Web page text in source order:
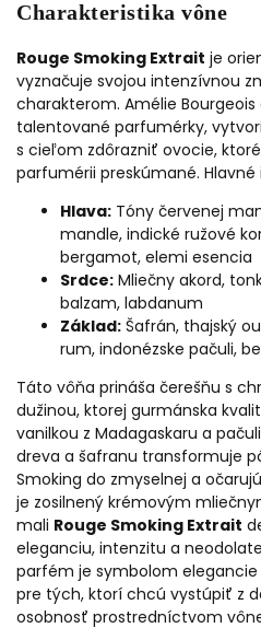
Charakteristika vône
Rouge Smoking Extrait je
vyznačuje svojou intenzívnou
charakterom. Amélie Bourgeois
talentované parfumérky,
s cieľom zdôrazniť ovocie,
parfumérii preskúmané. Hlavné
Hlava: Tóny červenej
mandle, indické ružové
bergamot, elemi esencia
Srdce: Mliečny akord,
balzam, labdanum
Základ: Šafrán, thajský
rum, indonézske pačuli,
Táto vôňa prináša čerešňu s
dužinou, ktorej gurmánska
vanilkou z Madagaskaru a
dreva a šafranu transformuje
Smoking do zmyselnej a
je zosilnený krémovým
mali Rouge Smoking Extrait
eleganciu, intenzitu a
parfém je symbolom
pre tých, ktorí chcú vystúpiť z
osobnosť prostredníctvom